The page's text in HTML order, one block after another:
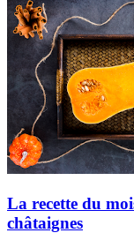
La recette du
châtaignes